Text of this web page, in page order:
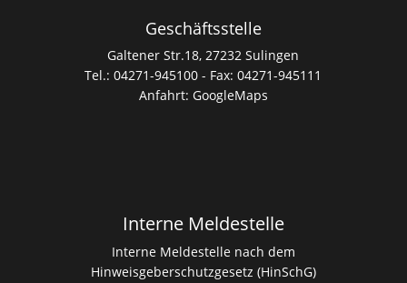
Geschäftsstelle
Galtener Str.18, 27232 Sulingen
Tel.: 04271-945100 - Fax: 04271-945111
Anfahrt: GoogleMaps
Interne Meldestelle
Interne Meldestelle nach dem
Hinweisgeberschutzgesetz (HinSchG)